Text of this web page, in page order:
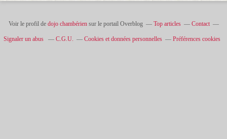
Voir le profil de dojo chambériensur le portail Overblog Top articles Contact
Signaler un abus C.G.U. Cookies et données personnelles Préférences cookies